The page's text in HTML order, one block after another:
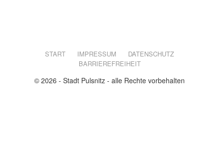
START IMPRESSUM
DATENSCHUTZ
BARRIEREFREIHEIT
© 2026 - Stadt Pulsnitz - alle Rechte vorbehalten